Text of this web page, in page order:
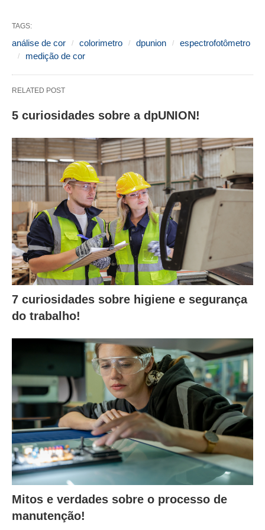
TAGS:
análise de cor colorimetro dpunion
espectrofotômetro
medição de cor
RELATED POST
5 curiosidades sobre a dpUNION!
7 curiosidades sobre higiene e segurança
do trabalho!
Mitos e verdades sobre o processo de
manutenção!